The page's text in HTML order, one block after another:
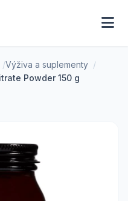
Výživa a suplementy
Powder 150 g